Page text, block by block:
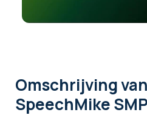
Omschrijving
SpeechMike